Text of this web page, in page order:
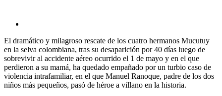
El dramático y milagroso rescate de los cuatro hermanos Mucutuy
en la selva colombiana, tras su desaparición por 40 días luego de
sobrevivir al accidente aéreo ocurrido el 1 de mayo y en el que
perdieron a su mamá, ha quedado empañado por un turbio caso de
violencia intrafamiliar, en el que Manuel Ranoque, padre de los dos
niños más pequeños, pasó de héroe a villano en la historia.